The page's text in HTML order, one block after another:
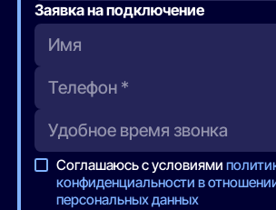
Заявка на подключение
Соглашаюсь с условиями
конфиденциальности в
персональных данных